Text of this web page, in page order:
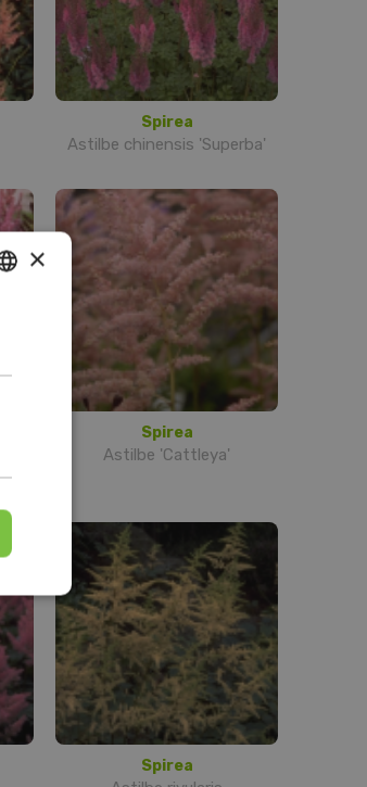
Spirea
Astilbe chinensis 'Superba'
Spirea
Astilbe 'Cattleya'
Spirea
×